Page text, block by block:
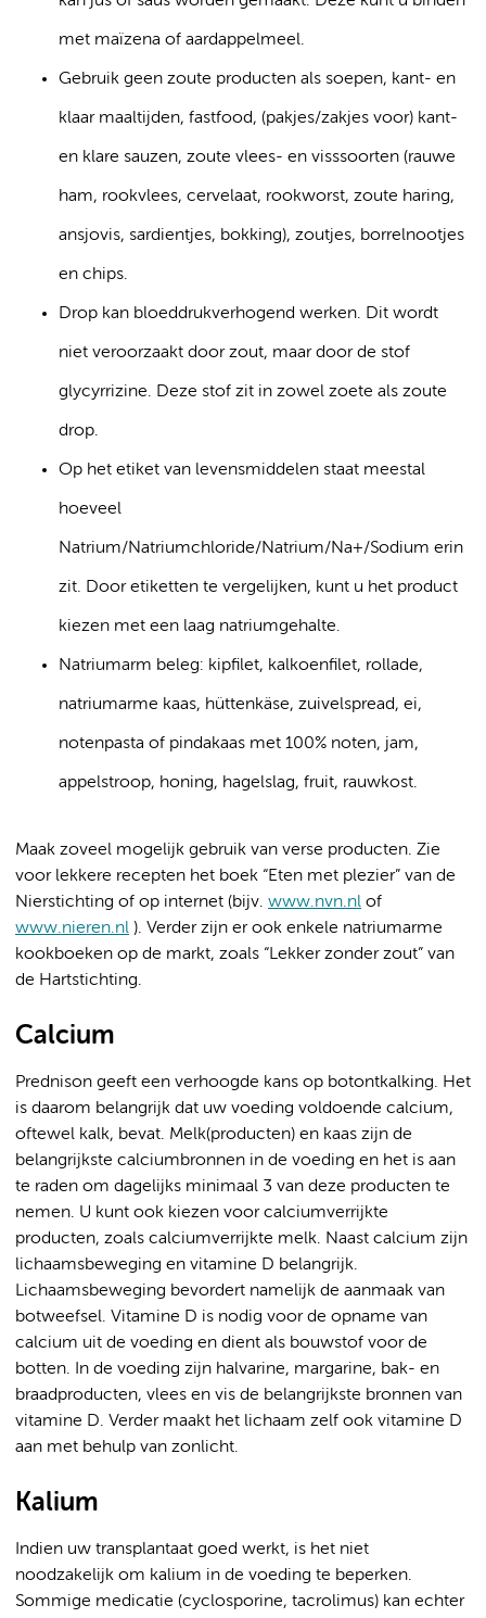
met maïzena of aardappelmeel.
Gebruik geen zoute producten als soepen, kant- en
klaar maaltijden, fastfood, (pakjes/zakjes voor) kant-
en klare sauzen, zoute vlees- en visssoorten (rauwe
ham, rookvlees, cervelaat, rookworst, zoute haring,
ansjovis, sardientjes, bokking), zoutjes, borrelnootjes
en chips.
Drop kan bloeddrukverhogend werken. Dit wordt
niet veroorzaakt door zout, maar door de stof
glycyrrizine. Deze stof zit in zowel zoete als zoute
drop.
Op het etiket van levensmiddelen staat meestal
hoeveel
Natrium/Natriumchloride/Natrium/Na+/Sodium erin
zit. Door etiketten te vergelijken, kunt u het product
kiezen met een laag natriumgehalte.
Natriumarm beleg: kipfilet, kalkoenfilet, rollade,
natriumarme kaas, hüttenkäse, zuivelspread, ei,
notenpasta of pindakaas met 100% noten, jam,
appelstroop, honing, hagelslag, fruit, rauwkost.
Maak zoveel mogelijk gebruik van verse producten. Zie
voor lekkere recepten het boek “Eten met plezier” van de
Nierstichting of op internet (bijv. www.nvn.nl of
www.nieren.nl ). Verder zijn er ook enkele natriumarme
kookboeken op de markt, zoals “Lekker zonder zout” van
de Hartstichting.
Calcium
Prednison geeft een verhoogde kans op botontkalking. Het
is daarom belangrijk dat uw voeding voldoende calcium,
oftewel kalk, bevat. Melk(producten) en kaas zijn de
belangrijkste calciumbronnen in de voeding en het is aan
te raden om dagelijks minimaal 3 van deze producten te
nemen. U kunt ook kiezen voor calciumverrijkte
producten, zoals calciumverrijkte melk. Naast calcium zijn
lichaamsbeweging en vitamine D belangrijk.
Lichaamsbeweging bevordert namelijk de aanmaak van
botweefsel. Vitamine D is nodig voor de opname van
calcium uit de voeding en dient als bouwstof voor de
botten. In de voeding zijn halvarine, margarine, bak- en
braadproducten, vlees en vis de belangrijkste bronnen van
vitamine D. Verder maakt het lichaam zelf ook vitamine D
aan met behulp van zonlicht.
Kalium
Indien uw transplantaat goed werkt, is het niet
noodzakelijk om kalium in de voeding te beperken.
Sommige medicatie (cyclosporine, tacrolimus) kan echter